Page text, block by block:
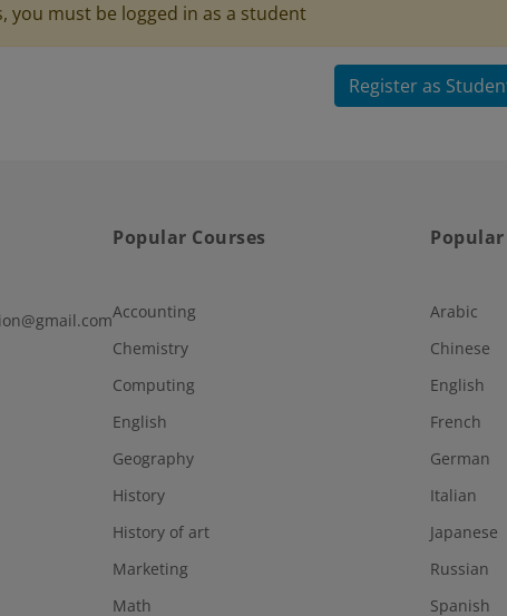
you must be logged in as a student
Register as
Popular Courses
Accounting
Chemistry
Computing
English
Geography
History
History of art
Marketing
Math
Arabic
Chinese
English
French
German
Italian
Japanese
Russian
Spanish